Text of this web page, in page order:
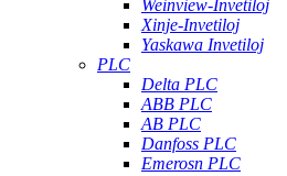
Weinview-Invetiloj
Xinje-Invetiloj
Yaskawa Invetiloj
PLC
Delta PLC
ABB PLC
AB PLC
Danfoss PLC
Emerosn PLC